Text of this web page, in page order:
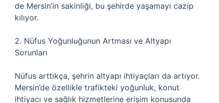
de Mersin’in sakinliği, bu şehirde yaşamayı cazip
kılıyor.
2. Nüfus Yoğunluğunun Artması ve Altyapı
Sorunları
Nüfus arttıkça, şehrin altyapı ihtiyaçları da artıyor.
Mersin’de özellikle trafikteki yoğunluk, konut
ihtiyacı ve sağlık hizmetlerine erişim konusunda